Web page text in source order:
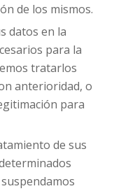
de los mismos.
datos en la
para la
tratarlos
anterioridad, o
para
de sus